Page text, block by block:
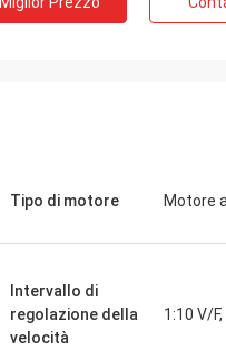
importanti che
Tipo di motore Motore
Intervallo di
regolazione della
velocità
1:10 V/